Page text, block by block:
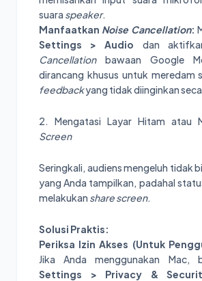
suara speaker.
Manfaatkan Noise Cancellation:
Settings > Audio dan
Cancellationbawaan Google
dirancang khusus untuk meredam
feedbackyang tidak diinginkan
2. Mengatasi Layar Hitam atau
Screen
Seringkali, audiens mengeluh tidak
yang Anda tampilkan, padahal
melakukan share screen.
Solusi Praktis:
Periksa Izin Akses (Untuk
Jika Anda menggunakan Mac,
Settings > Privacy &